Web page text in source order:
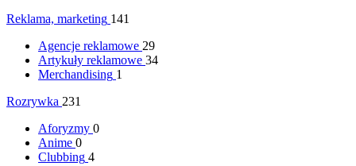
Reklama, marketing 141
Agencje reklamowe 29
Artykuły reklamowe 34
Merchandising 1
Rozrywka 231
Aforyzmy 0
Anime 0
Clubbing 4